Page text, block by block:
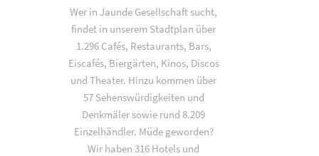
Wer in Jaunde Gesellschaft sucht,
findet in unserem Stadtplan über
1.296 Cafés, Restaurants, Bars,
Eiscafés, Biergärten, Kinos, Discos
und Theater. Hinzu kommen über
57 Sehenswürdigkeiten und
Denkmäler sowie rund 8.209
Einzelhändler. Müde geworden?
Wir haben 316 Hotels und